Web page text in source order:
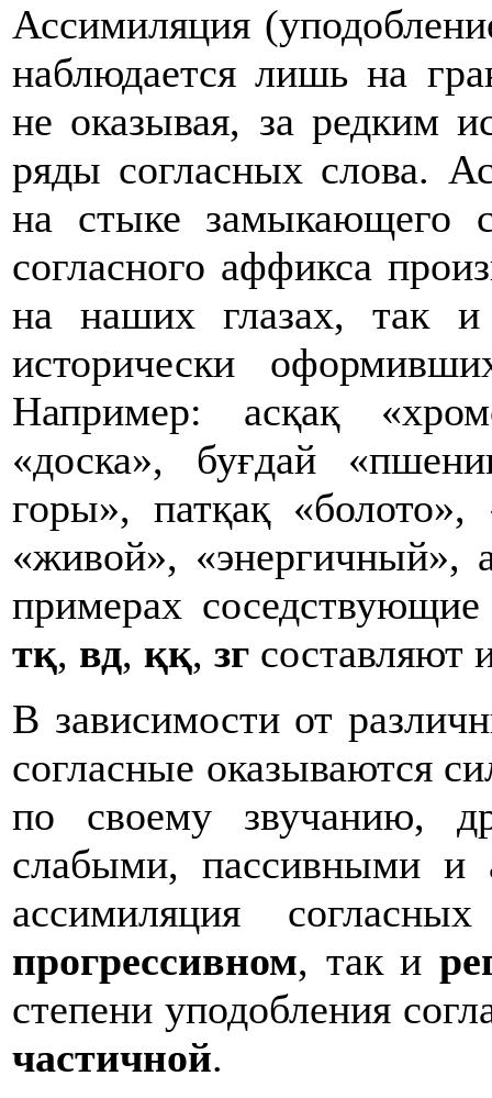
Ассимиляция
наблюдается лишь на
не оказывая, за редким
ряды согласных слова.
на стыке замыкающего
согласного аффикса
на наших глазах, так и
исторически
Например: асқақ
«доска», буғдай
горы», патқақ «болото»,
«живой», «энергичный»,
примерах
тқ, вд, ққ, зг составляют
В зависимости от
согласные оказываются
по своему звучанию,
слабыми, пассивными и
ассимиляция
прогрессивном, так и
степени уподобления
частичной.